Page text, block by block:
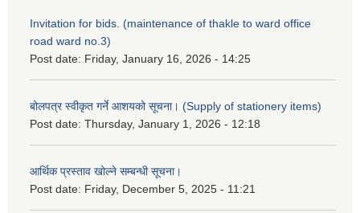
Invitation for bids. (maintenance of thakle to ward office
road ward no.3)
Post date: Friday, January 16, 2026 - 14:25
बोलपत्र स्वीकृत गर्ने आशयको सूचना। (Supply of stationery items)
Post date: Thursday, January 1, 2026 - 12:18
आर्थिक प्रस्ताव खोल्ने सम्बन्धी सूचना।
Post date: Friday, December 5, 2025 - 11:21